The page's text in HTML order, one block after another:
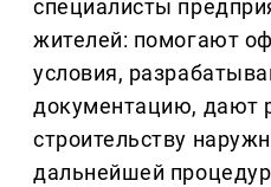
специалисты
жителей: помогают
условия,
документацию, дают
строительству
дальнейшей